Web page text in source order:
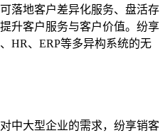
落地客户差异化服务、盘活存
升客户服务与客户价值。纷享
HR、ERP等多异构系统的无
中大型企业的需求，纷享销客